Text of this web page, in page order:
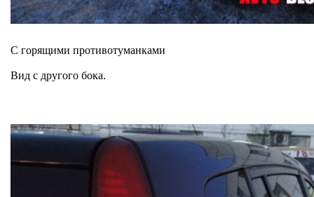
С горящими противотуманками
Вид с другого бока.